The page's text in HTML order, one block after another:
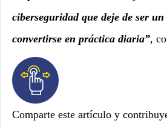
ciberseguridad que deje de ser
convertirse en práctica diaria”,
Comparte este artículo y